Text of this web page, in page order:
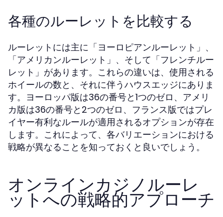
各種のルーレットを比較する
ルーレットには主に「ヨーロピアンルーレット」、
「アメリカンルーレット」、そして「フレンチルー
レット」があります。これらの違いは、使用される
ホイールの数と、それに伴うハウスエッジにありま
す。ヨーロッパ版は36の番号と1つのゼロ、アメリ
カ版は36の番号と2つのゼロ、フランス版ではプレ
イヤー有利なルールが適用されるオプションが存在
します。これによって、各バリエーションにおける
戦略が異なることを知っておくと良いでしょう。
オンラインカジノルーレ
ットへの戦略的アプローチ